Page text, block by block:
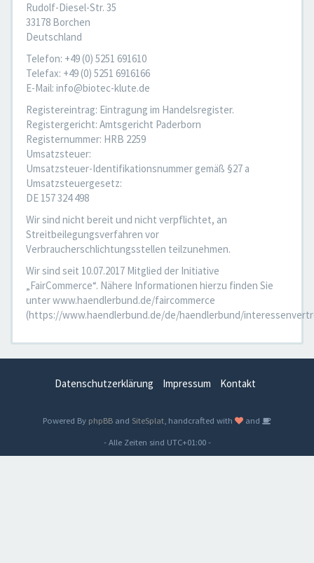
Rudolf-Diesel-Str. 35
33178 Borchen
Deutschland
Telefon: +49 (0) 5251 691610
Telefax: +49 (0) 5251 6916166
E-Mail: info@biotec-klute.de
Registereintrag: Eintragung im Handelsregister.
Registergericht: Amtsgericht Paderborn
Registernummer: HRB 2259
Umsatzsteuer:
Umsatzsteuer-Identifikationsnummer gemäß §27 a
Umsatzsteuergesetz:
DE 157 324 498
Wir sind nicht bereit und nicht verpflichtet, an
Streitbeilegungsverfahren vor
Verbraucherschlichtungsstellen teilzunehmen.
Wir sind seit 10.07.2017 Mitglied der Initiative
„FairCommerce“. Nähere Informationen hierzu finden Sie
unter www.haendlerbund.de/faircommerce
(https://www.haendlerbund.de/de/haendlerbund/
Datenschutzerklärung Impressum Kontakt
Powered By phpBB and SiteSplat , handcrafted with
and
- Alle Zeiten sind UTC+01:00-